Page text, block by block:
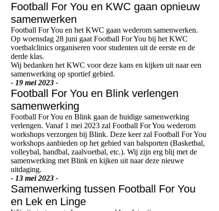
Football For You en KWC gaan opnieuw
samenwerken
Football For You en het KWC gaan wederom samenwerken.
Op woensdag 28 juni gaat Football For You bij het KWC
voetbalclinics organiseren voor studenten uit de eerste en de
derde klas.
Wij bedanken het KWC voor deze kans en kijken uit naar een
samenwerking op sportief gebied.
- 19 mei 2023 -
Football For You en Blink verlengen
samenwerking
Football For You en Blink gaan de huidige samenwerking
verlengen. Vanaf 1 mei 2023 zal Football For You wederom
workshops verzorgen bij Blink. Deze keer zal Football For You
workshops aanbieden op het gebied van balsporten (Basketbal,
volleybal, handbal, zaalvoetbal, etc.). Wij zijn erg blij met de
samenwerking met Blink en kijken uit naar deze nieuwe
uitdaging.
- 13 mei 2023 -
Samenwerking tussen Football For You
en Lek en Linge